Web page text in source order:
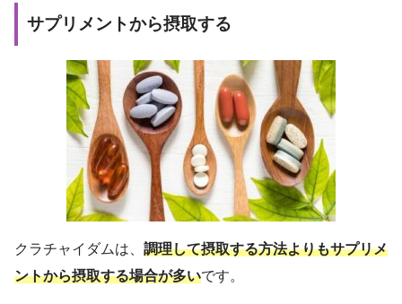
サプリメントから摂取する
クラチャイダムは、 調理して摂取する方法よりもサプリメ
ントから摂取する場合が多いです。